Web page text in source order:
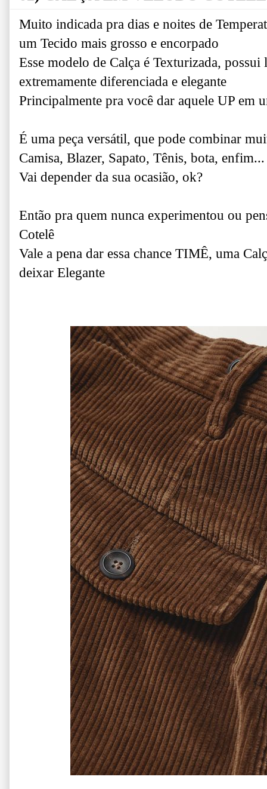
Muito indicada pra dias e noites de
um Tecido mais grosso e encorpado
Esse modelo de Calça é Texturizada,
extremamente diferenciada e elegante
Principalmente pra você dar aquele UP em
É uma peça versátil, que pode combinar
Camisa, Blazer, Sapato, Tênis, bota, enfim...
Vai depender da sua ocasião, ok?
Então pra quem nunca experimentou ou
Cotelê
Vale a pena dar essa chance TIMÊ, uma
deixar Elegante